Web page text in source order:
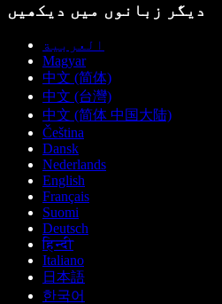
دیگر زبانوں میں دیکھیں
العربية
Magyar
中文 (简体)
中文 (台灣)
中文 (简体 中国大陆)
Čeština
Dansk
Nederlands
English
Français
Suomi
Deutsch
हिन्दी
Italiano
日本語
한국어